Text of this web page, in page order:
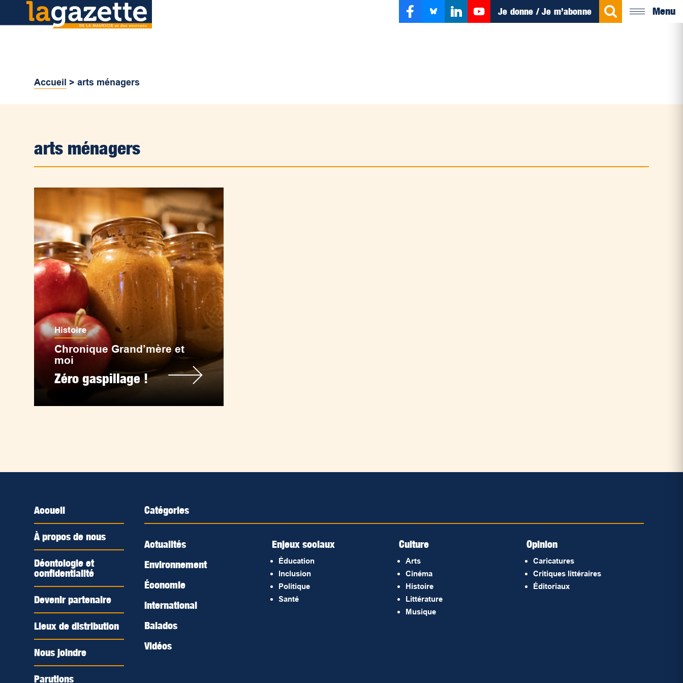
Je donne / Je m’abonne Menu
Accueil >arts ménagers
arts ménagers
Histoire
Chronique Grand’mère et
moi
Zéro gaspillage !
Accueil
À propos de nous
Déontologie et
confidentialité
Devenir partenaire
Lieux de distribution
Nous joindre
Parutions
Catégories
Actualités
Environnement
Économie
International
Balados
Vidéos
Enjeux sociaux
Éducation
Inclusion
Politique
Santé
Culture
Arts
Cinéma
Histoire
Littérature
Musique
Opinion
Caricatures
Critiques littéraires
Éditoriaux